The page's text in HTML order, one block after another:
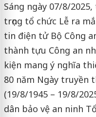
Sáng ngày 07/8/
trọng tổ chức Lễ ra
tin điện tử Bộ Công
thành tựu Công an
kiện mang ý nghĩa
80 năm Ngày truyền
(19/8/1945 – 19/8/
dân bảo vệ an ninh